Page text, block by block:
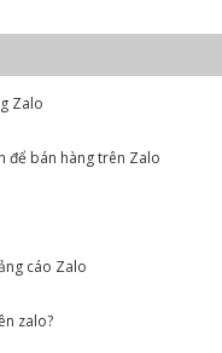
Zalo
để bán hàng trên Zalo
cáo Zalo
zalo?